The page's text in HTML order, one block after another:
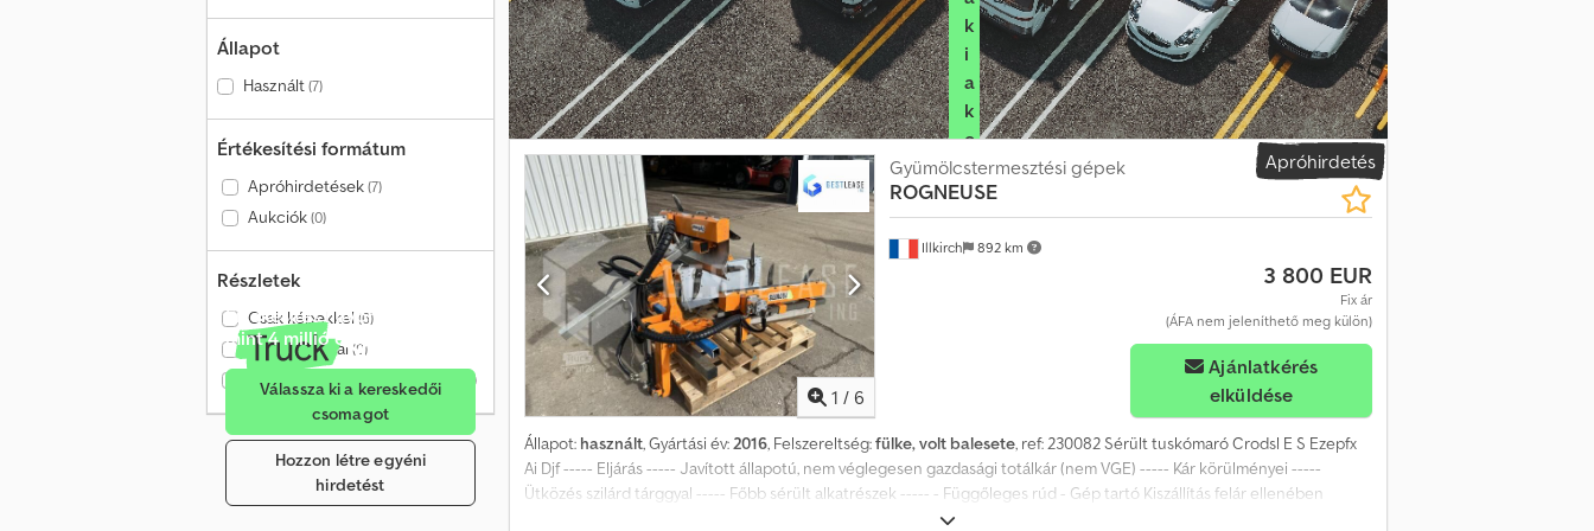
Állapot
Használt(7)
Értékesítési formátum
Apróhirdetések(7)
Aukciók(0)
Részletek
Csak képekkel (6)
Csak videóval (0)
Csak ellenőrzött kereskedők (0)
Értékesítés havonta több
mint 4 millió érdeklődőnek
Válassza ki a kereskedői
csomagot
Hozzon létre egyéni
hirdetést
k
i
a
k
e
r
e
s
k
o
m
Apróhirdetés
1 / 6
Illkirch 892 km
Gyümölcstermesztési gépek
ROGNEUSE
3 800 EUR
Fix ár
(ÁFA nem jeleníthető meg külön)
Ajánlatkérés
elküldése
Állapot: használt, Gyártási év:2016, Felszereltség:fülke, volt balesete, ref: 230082 Sérült tuskómaró Crodsl E S Ezepfx
Ai Djf ----- Eljárás ----- Javított állapotú, nem véglegesen gazdasági totálkár (nem VGE) ----- Kár körülményei -----
Ütközés szilárd tárggyal ----- Főbb sérült alkatrészek ----- - Függőleges rúd - Gép tartó Kiszállítás felár ellenében
lehetséges. További információk és képek elérhetők weboldalunkon! Kérjük, egyeztessen időpontot, hogy a legjobb